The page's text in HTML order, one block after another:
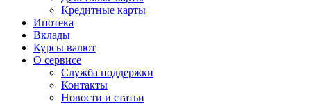
Кредитные карты
Ипотека
Вклады
Курсы валют
О сервисе
Служба поддержки
Контакты
Новости и статьи